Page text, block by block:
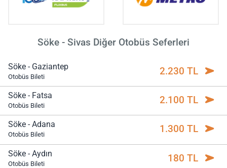
Söke - Sivas Diğer Otobüs Seferleri
Söke - Gaziantep
Otobüs Bileti 2.230 TL
Söke - Fatsa
Otobüs Bileti 2.100 TL
Söke - Adana
Otobüs Bileti 1.300 TL
Söke - Aydın
Otobüs Bileti 180 TL